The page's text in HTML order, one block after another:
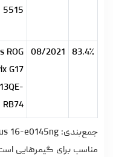
5515
83.4٪ 08/2021
ROG
G17
RB74
مناسب برای گیمرهایی